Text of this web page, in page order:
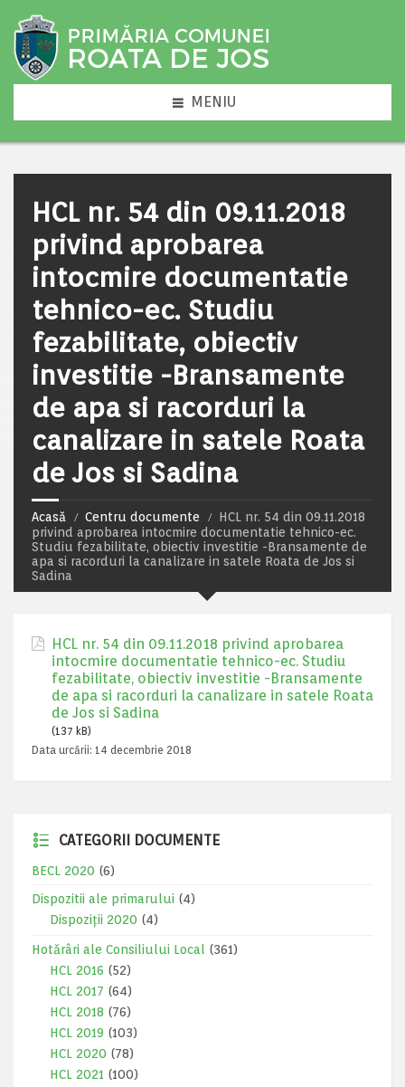
MENIU
HCL nr. 54 din 09.11.2018
privind aprobarea
intocmire documentatie
tehnico-ec. Studiu
fezabilitate, obiectiv
investitie -Bransamente
de apa si racorduri la
canalizare in satele Roata
de Jos si Sadina
Acasă Centru documente
HCL nr. 54 din 09.11.2018
privind aprobarea intocmire documentatie tehnico-ec.
Studiu fezabilitate, obiectiv investitie -Bransamente de
apa si racorduri la canalizare in satele Roata de Jos si
Sadina
HCL nr. 54 din 09.11.2018 privind aprobarea
intocmire documentatie tehnico-ec. Studiu
fezabilitate, obiectiv investitie -Bransamente
de apa si racorduri la canalizare in satele Roata
de Jos si Sadina
(137 kB)
Data urcării: 14 decembrie 2018
CATEGORII DOCUMENTE
BECL 2020 (6)
Dispozitii ale primarului (4)
Dispoziții 2020 (4)
Hotărâri ale Consiliului Local
(361)
HCL 2016 (52)
HCL 2017 (64)
HCL 2018 (76)
HCL 2019 (103)
HCL 2020 (78)
HCL 2021 (100)